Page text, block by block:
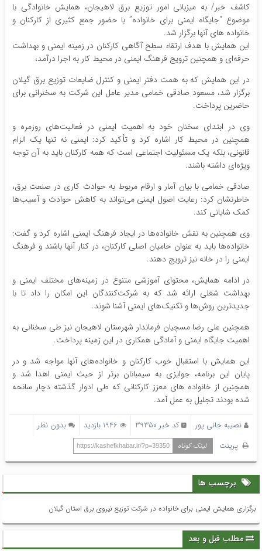
کاشف خبر/ به میزبانی امور توزیع برق لاهیجان، همایش خانوادگی با
موضوع “جایگاه ایمنی برای خانواده” با حضور جمع کثیری از کارکنان و
خانواده های آنها برگزار شد.
این همایش با هدف ارتقاء سطح آگاهی کارکنان در زمینه ایمنی و بهداشت
حرفه‌ای و همچنین ترویج فرهنگ ایمنی در محیط کار به اجرا درآمد،
در این همایش که به همت دفتر ایمنی و کنترل ضایعات توزیع برق گیلان
برگزار شد، مسعود صادقی خمامی مدیر عامل این شرکت به سخنرانی برای
حاضرین پرداخت.
وی در ابتدای سخنان خود به اهمیت ایمنی در فعالیت‌های روزمره و
همچنین در محیط کار اشاره کرد و تأکید کرد: ایمنی نه تنها یک الزام
قانونی، بلکه یک مسئولیت اجتماعی است که همه کارکنان باید به آن توجه
ویژه‌ای داشته باشند.
صادقی خمامی با بیان آمار و ارقام مربوط به حوادث کاری در صنعت برق،
خاطرنشان کرد: رعایت اصول ایمنی می‌تواند به کاهش حوادث و آسیب‌ها
کمک شایانی کند.
وی همچنین به نقش خانواده‌ها در ایجاد فرهنگ ایمنی اشاره کرد و گفت:
خانواده‌ها باید به عنوان حامیان اصلی کارکنان، در کنار آنها باشند و فرهنگ
ایمنی را در خانه نیز ترویج دهند.
در ادامه همایش، محتوای آموزشی متنوع در زمینه‌های مختلف ایمنی و
بهداشت شغلی ارائه شد که به شرکت‌کنندگان این امکان را داد تا با
جدیدترین روش‌ها و تکنیک‌های ایمنی آشنا شوند.
همچنین علی رضا مسچیان فرماندار شهرستان لاهیجان نیز طی سخنانی به
اهمیت جایگاه ایمنی و آمادگی همکاری در این زمینه پرداخت.
این همایش با استقبال خوب کارکنان و خانواده‌های آنها مواجه شد و در
پایان این برنامه، جوایزی به سیمبانان برتر از حیث ایمنی اهدا شد و
همچنین از خانواده های معزز کارکنانی که طی ادوار گذشته دچار سانحه
شده بودند تجلیل به عمل آمد.
نصیبه جانی پور کد خبر 39350 1946 بازدید
بدون نظر
پرینت
لینک کوتاه https://kashefkhabar.ir/?p=39350
برچسب ها
برگزاری همایش ایمنی برای خانواده در شركت توزیع نیروی برق استان گیلان
مطلب قبل و بعد